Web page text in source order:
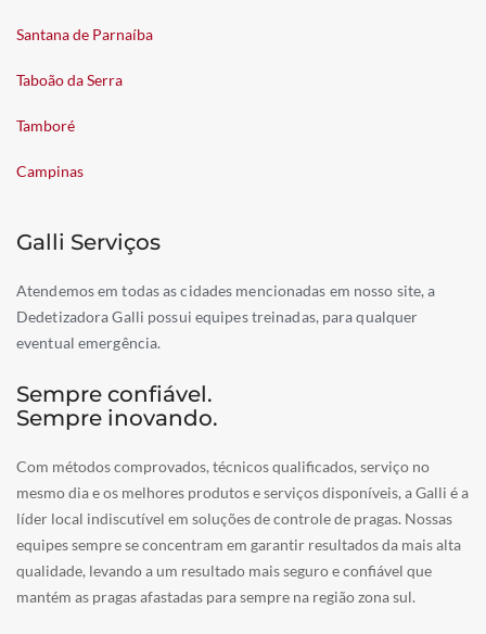
Santana de Parnaíba
Taboão da Serra
Tamboré
Campinas
Galli Serviços
Atendemos em todas as cidades mencionadas em nosso site, a
Dedetizadora Galli possui equipes treinadas, para qualquer
eventual emergência.
Sempre confiável.
Sempre inovando.
Com métodos comprovados, técnicos qualificados, serviço no
mesmo dia e os melhores produtos e serviços disponíveis, a Galli é a
líder local indiscutível em soluções de controle de pragas. Nossas
equipes sempre se concentram em garantir resultados da mais alta
qualidade, levando a um resultado mais seguro e confiável que
mantém as pragas afastadas para sempre na região zona sul.